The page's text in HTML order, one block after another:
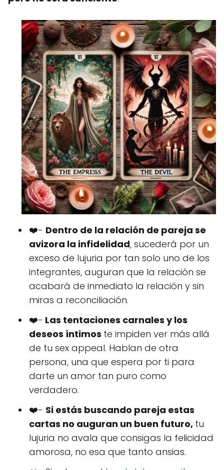
❤️- Dentro de la relación de pareja se
avizora la infidelidad, sucederá por un
exceso de lujuria por tan solo uno de los
integrantes, auguran que la relación se
acabará de inmediato la relación y sin
miras a reconciliación.
❤️- Las tentaciones carnales y los
deseos íntimos te impiden ver más allá
de tu sex appeal. Hablan de otra
persona, una que espera por ti para
darte un amor tan puro como
verdadero.
❤️- Si estás buscando pareja estas
cartas no auguran un buen futuro, tu
lujuria no avala que consigas la felicidad
amorosa, no esa que tanto ansias.